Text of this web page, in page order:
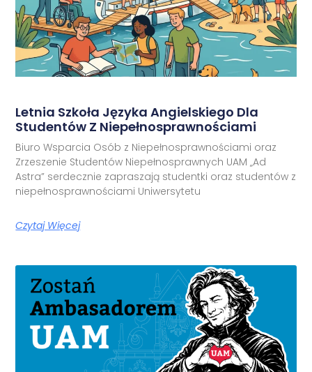
Letnia Szkoła Języka Angielskiego Dla
Studentów Z Niepełnosprawnościami
Biuro Wsparcia Osób z Niepełnosprawnościami oraz
Zrzeszenie Studentów Niepełnosprawnych UAM „Ad
Astra” serdecznie zapraszają studentki oraz studentów z
niepełnosprawnościami Uniwersytetu
Czytaj Więcej